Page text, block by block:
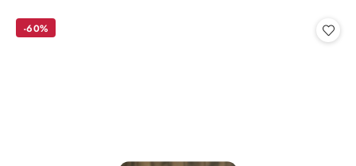
-60%